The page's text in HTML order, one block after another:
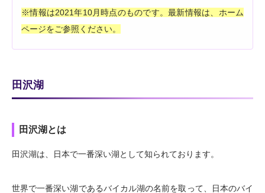
※情報は2021年10月時点のものです。最新情報は、ホーム
ページをご参照ください。
田沢湖
田沢湖とは
田沢湖は、日本で一番深い湖として知られております。
世界で一番深い湖であるバイカル湖の名前を取って、日本のバイ